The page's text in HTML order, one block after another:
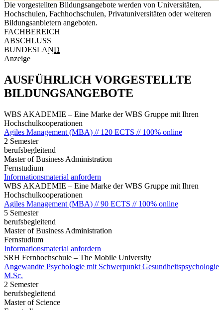
Die vorgestellten Bildungsangebote werden von Universitäten,
Hochschulen, Fachhochschulen, Privatuniversitäten oder weiteren
Bildungsanbietern angeboten.
FACHBEREICH
ABSCHLUSS
BUNDESLAND
Anzeige
AUSFÜHRLICH VORGESTELLTE
BILDUNGSANGEBOTE
WBS AKADEMIE – Eine Marke der WBS Gruppe mit Ihren
Hochschulkooperationen
Agiles Management (MBA) // 120 ECTS // 100% online
2 Semester
berufsbegleitend
Master of Business Administration
Fernstudium
Informationsmaterial anfordern
WBS AKADEMIE – Eine Marke der WBS Gruppe mit Ihren
Hochschulkooperationen
Agiles Management (MBA) // 90 ECTS // 100% online
5 Semester
berufsbegleitend
Master of Business Administration
Fernstudium
Informationsmaterial anfordern
SRH Fernhochschule – The Mobile University
Angewandte Psychologie mit Schwerpunkt Gesundheitspsychologie
M.Sc.
2 Semester
berufsbegleitend
Master of Science